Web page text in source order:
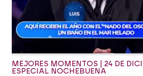
MEJORES MOMENTOS | 24 DE
ESPECIAL NOCHEBUENA